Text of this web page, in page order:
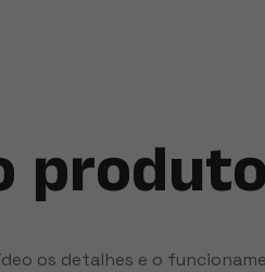
os detalhes e o